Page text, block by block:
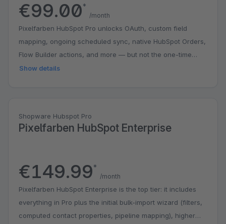
€99.00*
/month
Pixelfarben HubSpot Pro unlocks OAuth, custom field
mapping, ongoing scheduled sync, native HubSpot Orders,
Flow Builder actions, and more — but not the one-time
initial stock import wizard.
Show details
Shopware Hubspot Pro
Pixelfarben HubSpot Enterprise
€149.99*
/month
Pixelfarben HubSpot Enterprise is the top tier: it includes
everything in Pro plus the initial bulk-import wizard (filters,
computed contact properties, pipeline mapping), higher